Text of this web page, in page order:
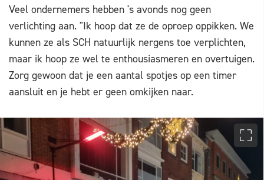
Veel ondernemers hebben 's avonds nog geen
verlichting aan. "Ik hoop dat ze de oproep oppikken. We
kunnen ze als SCH natuurlijk nergens toe verplichten,
maar ik hoop ze wel te enthousiasmeren en overtuigen.
Zorg gewoon dat je een aantal spotjes op een timer
aansluit en je hebt er geen omkijken naar.